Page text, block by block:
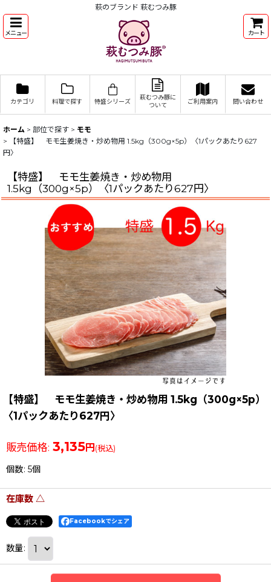
萩のブランド 萩むつみ豚
メニュー カート
カテゴリ 料理で探す 特盛シリーズ
萩むつみ豚に
ついて
ご利用案内 問い合わせ
ホーム > 部位で探す > モモ
>
【特盛】 モモ生姜焼き・炒め物用 1.5kg（300g×5p）〈1パックあたり627
円〉
【特盛】 モモ生姜焼き・炒め物用
1.5kg（300g×5p）〈1パックあたり627円〉
【特盛】 モモ生姜焼き・炒め物用 1.5kg（300g×5p）
〈1パックあたり627円〉
販売価格: 3,135円 (税込)
個数: 5個
在庫数 △
Facebookでシェア
数量: